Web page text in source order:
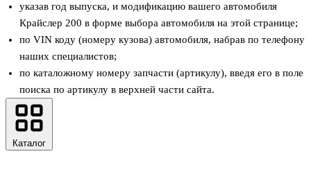
указав год выпуска, и модификацию вашего автомобиля
Крайслер 200 в форме выбора автомобиля на этой странице;
по VIN коду (номеру кузова) автомобиля, набрав по телефону
наших специалистов;
по каталожному номеру запчасти (артикулу), введя его в поле
поиска по артикулу в верхней части сайта.
Каталог